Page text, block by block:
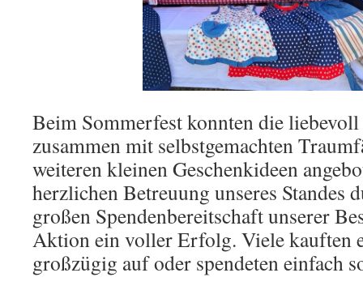
Beim Sommerfest konnten die
zusammen mit selbstgemachten
weiteren kleinen Geschenkideen
herzlichen Betreuung unseres Standes
großen Spendenbereitschaft unserer
Aktion ein voller Erfolg. Viele kauften
großzügig auf oder spendeten einfach